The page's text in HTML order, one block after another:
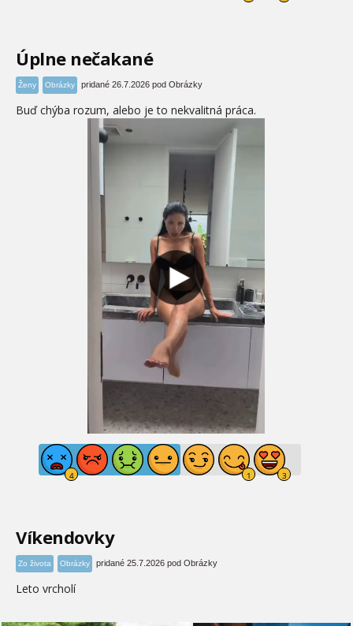
Úplne nečakané
Ženy Obrázky pridané 26.7.2026 pod Obrázky
Buď chýba rozum, alebo je to nekvalitná práca.
Víkendovky
Zo života Obrázky pridané 25.7.2026 pod Obrázky
Leto vrcholí